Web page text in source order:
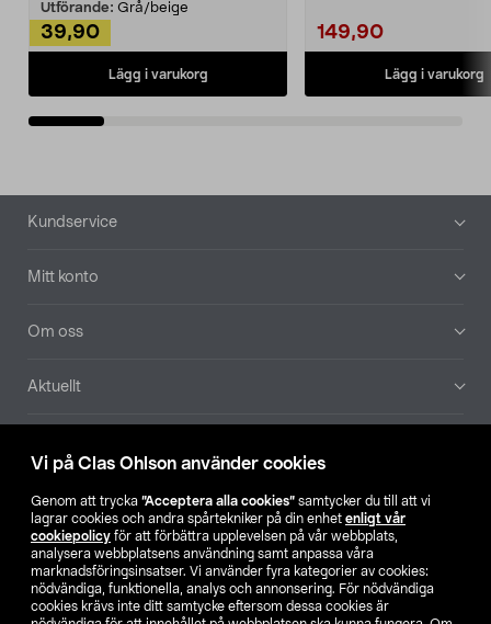
Vi på Clas Ohlson använder cookies
Genom att trycka ”Acceptera alla cookies” samtycker du till att vi
lagrar cookies och andra spårtekniker på din enhet enligt vår
cookiepolicy för att förbättra upplevelsen på vår webbplats,
analysera webbplatsens användning samt anpassa våra
marknadsföringsinsatser. Vi använder fyra kategorier av cookies:
nödvändiga, funktionella, analys och annonsering. För nödvändiga
cookies krävs inte ditt samtycke eftersom dessa cookies är
Utförande: Grå/beige
39,90
Lägg i varukorg
149,90
Lägg i varukorg
Sidfot
Kundservice
Mitt konto
Om oss
Aktuellt
Hitta butik
SE NO FI